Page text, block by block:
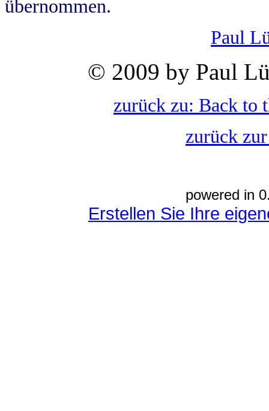
übernommen.
Paul
© 2009 by Paul
zurück zu: Back to
zurück
powered in
Erstellen Sie Ihre